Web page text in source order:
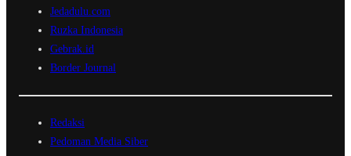
Jedadulu.com
Ruzka Indonesia
Gebrak.id
Border Journal
Redaksi
Pedoman Media Siber